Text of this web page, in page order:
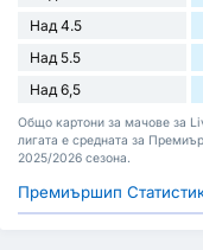
Над 4.5
Над 5.5
Над 6,5
Общо картони за мачове за
лигата е средната за
2025/2026 сезона.
Премиършип